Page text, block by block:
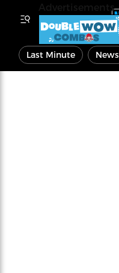
Last Minute News
Advertisements